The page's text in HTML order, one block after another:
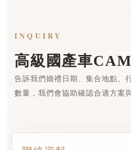
INQUIRY
高級國產車
告訴我們婚禮日期、集合地點、
數量，我們會協助確認合適方案